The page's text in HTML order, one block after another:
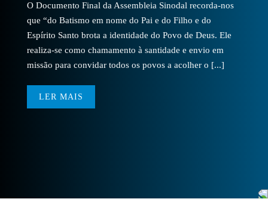
O Documento Final da Assembleia Sinodal recorda-nos
que “do Batismo em nome do Pai e do Filho e do
Espírito Santo brota a identidade do Povo de Deus. Ele
realiza-se como chamamento à santidade e envio em
missão para convidar todos os povos a acolher o [...]
LER MAIS